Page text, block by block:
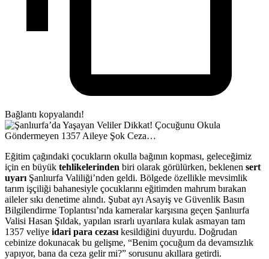
Bağlantı kopyalandı!
Eğitim çağındaki çocukların okulla bağının kopması, geleceğimiz
için en büyük tehlikelerinden biri olarak görülürken, beklenen sert
uyarı Şanlıurfa Valiliği’nden geldi. Bölgede özellikle mevsimlik
tarım işçiliği bahanesiyle çocuklarını eğitimden mahrum bırakan
aileler sıkı denetime alındı. Şubat ayı Asayiş ve Güvenlik Basın
Bilgilendirme Toplantısı’nda kameralar karşısına geçen Şanlıurfa
Valisi Hasan Şıldak, yapılan ısrarlı uyarılara kulak asmayan tam
1357 veliye idari para cezası kesildiğini duyurdu. Doğrudan
cebinize dokunacak bu gelişme, “Benim çocuğum da devamsızlık
yapıyor, bana da ceza gelir mi?” sorusunu akıllara getirdi.